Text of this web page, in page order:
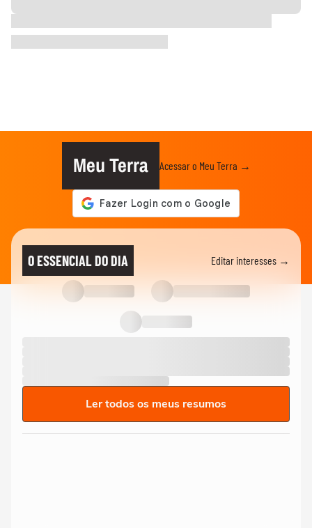
Meu Terra Acessar o Meu Terra →
O ESSENCIAL DO DIA Editar interesses →
Ler todos os meus resumos